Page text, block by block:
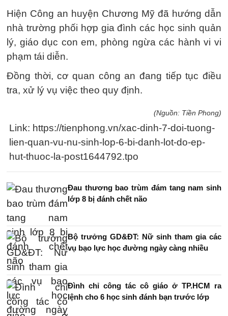
Hiện Công an huyện Chương Mỹ đã hướng dẫn
nhà trường phối hợp gia đình các học sinh quản
lý, giáo dục con em, phòng ngừa các hành vi vi
phạm tái diễn.
Đồng thời, cơ quan công an đang tiếp tục điều
tra, xử lý vụ việc theo quy định.
(Nguồn: Tiền Phong)
Link: https://tienphong.vn/xac-dinh-7-doi-tuong-
lien-quan-vu-nu-sinh-lop-6-bi-danh-lot-do-ep-
hut-thuoc-la-post1644792.tpo
Đau thương bao trùm đám tang nam sinh
lớp 8 bị đánh chết não
Bộ trưởng GD&ĐT: Nữ sinh tham gia các
vụ bạo lực học đường ngày càng nhiều
Đình chỉ công tác cô giáo ở TP.HCM ra
lệnh cho 6 học sinh đánh bạn trước lớp